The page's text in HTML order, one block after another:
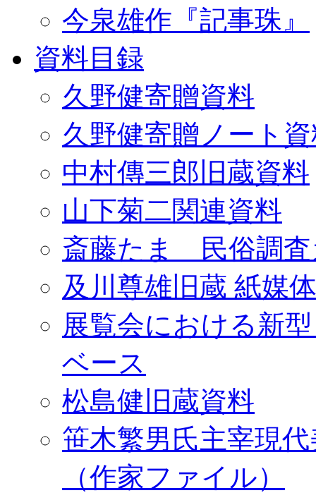
今泉雄作『記事珠』
資料目録
久野健寄贈資料
久野健寄贈ノート
中村傳三郎旧蔵資料
山下菊二関連資料
斎藤たま 民俗調査
及川尊雄旧蔵 紙媒
展覧会における新
ベース
松島健旧蔵資料
笹木繁男氏主宰現
（作家ファイル）